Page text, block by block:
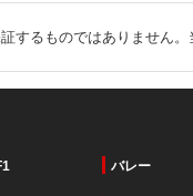
するものではありません
バレー